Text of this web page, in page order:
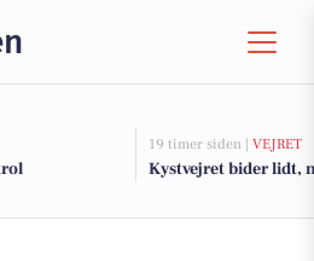
19 timer siden | VEJRET
Kystvejret bider lidt,